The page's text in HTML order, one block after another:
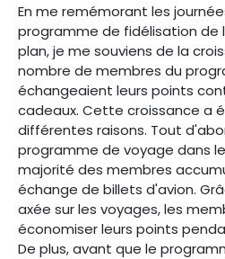
En me remémorant les
programme de fidélisation de
plan, je me souviens de la
nombre de membres du
échangeaient leurs points
cadeaux. Cette croissance a
différentes raisons. Tout
programme de voyage dans
majorité des membres
échange de billets d'avion.
axée sur les voyages, les
économiser leurs points
De plus, avant que le